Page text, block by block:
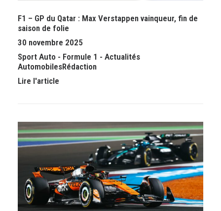
F1 – GP du Qatar : Max Verstappen vainqueur, fin de
saison de folie
30 novembre 2025
Sport Auto - Formule 1 - Actualités
AutomobilesRédaction
Lire l'article